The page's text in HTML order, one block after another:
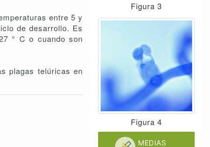
entre 5 y
de desarrollo. Es
° C o cuando son
plagas telúricas en
Figura 3
Figura 4